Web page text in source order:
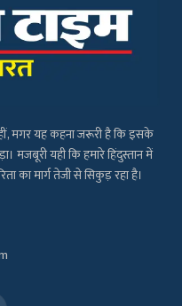
मगर यह कहना जरूरी है कि इसके
मजबूरी यही कि हमारे हिंदुस्तान में
का मार्ग तेजी से सिकुड़ रहा है।